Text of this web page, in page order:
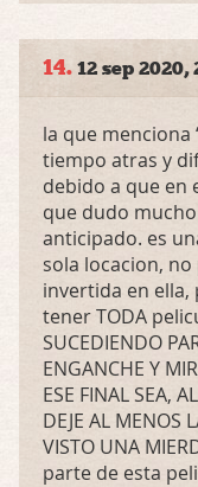
14. 12 sep 2020,
la que menciona
tiempo atras y
debido a que en
que dudo
anticipado. es
sola locacion,
invertida en ella,
tenerTODA
SUCEDIENDO
ENGANCHE Y
ESE FINAL SEA, AL
DEJE AL MENOS
VISTO UNA
parte de esta